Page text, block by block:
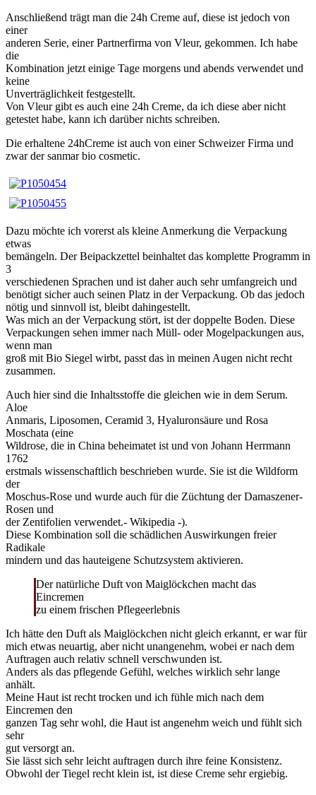
Anschließend trägt man die 24h Creme auf, diese ist jedoch von
einer
anderen Serie, einer Partnerfirma von Vleur, gekommen. Ich habe
die
Kombination jetzt einige Tage morgens und abends verwendet und
keine
Unverträglichkeit festgestellt.
Von Vleur gibt es auch eine 24h Creme, da ich diese aber nicht
getestet habe, kann ich darüber nichts schreiben.
Die erhaltene 24hCreme ist auch von einer Schweizer Firma und
zwar der sanmar bio cosmetic.
Dazu möchte ich vorerst als kleine Anmerkung die Verpackung
etwas
bemängeln. Der Beipackzettel beinhaltet das komplette Programm in
3
verschiedenen Sprachen und ist daher auch sehr umfangreich und
benötigt sicher auch seinen Platz in der Verpackung. Ob das jedoch
nötig und sinnvoll ist, bleibt dahingestellt.
Was mich an der Verpackung stört, ist der doppelte Boden. Diese
Verpackungen sehen immer nach Müll- oder Mogelpackungen aus,
wenn man
groß mit Bio Siegel wirbt, passt das in meinen Augen nicht recht
zusammen.
Auch hier sind die Inhaltsstoffe die gleichen wie in dem Serum.
Aloe
Anmaris, Liposomen, Ceramid 3, Hyaluronsäure und Rosa
Moschata (eine
Wildrose, die in China beheimatet ist und von Johann Herrmann
1762
erstmals wissenschaftlich beschrieben wurde. Sie ist die Wildform
der
Moschus-Rose und wurde auch für die Züchtung der Damaszener-
Rosen und
der Zentifolien verwendet.- Wikipedia -).
Diese Kombination soll die schädlichen Auswirkungen freier
Radikale
mindern und das hauteigene Schutzsystem aktivieren.
Der natürliche Duft von Maiglöckchen macht das
Eincremen
zu einem frischen Pflegeerlebnis
Ich hätte den Duft als Maiglöckchen nicht gleich erkannt, er war für
mich etwas neuartig, aber nicht unangenehm, wobei er nach dem
Auftragen auch relativ schnell verschwunden ist.
Anders als das pflegende Gefühl, welches wirklich sehr lange
anhält.
Meine Haut ist recht trocken und ich fühle mich nach dem
Eincremen den
ganzen Tag sehr wohl, die Haut ist angenehm weich und fühlt sich
sehr
gut versorgt an.
Sie lässt sich sehr leicht auftragen durch ihre feine Konsistenz.
Obwohl der Tiegel recht klein ist, ist diese Creme sehr ergiebig.